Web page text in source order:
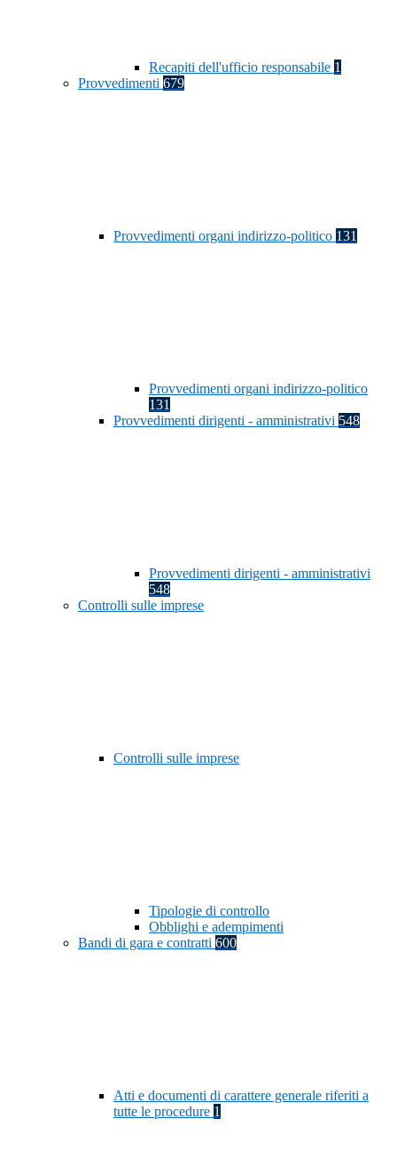
Recapiti dell'ufficio responsabile 1
Provvedimenti 679
Provvedimenti organi indirizzo-politico 131
Provvedimenti organi indirizzo-politico
131
Provvedimenti dirigenti - amministrativi 548
Provvedimenti dirigenti - amministrativi
548
Controlli sulle imprese
Controlli sulle imprese
Tipologie di controllo
Obblighi e adempimenti
Bandi di gara e contratti 600
Atti e documenti di carattere generale riferiti a
tutte le procedure 1